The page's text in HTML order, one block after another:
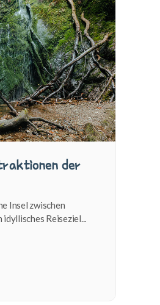
der
Insel zwischen
idyllisches Reiseziel...